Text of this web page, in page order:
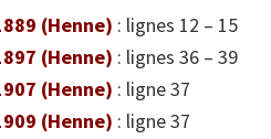
(Henne) : lignes 12 – 15
(Henne) : lignes 36 – 39
(Henne) : ligne 37
(Henne) : ligne 37